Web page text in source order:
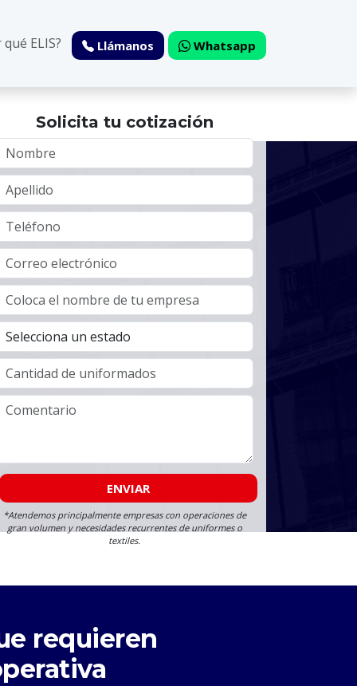
qué ELIS? Llámanos Whatsapp
Solicita tu cotización
ENVIAR
*Atendemos principalmente empresas con operaciones de
gran volumen y necesidades recurrentes de uniformes o
textiles.
requieren